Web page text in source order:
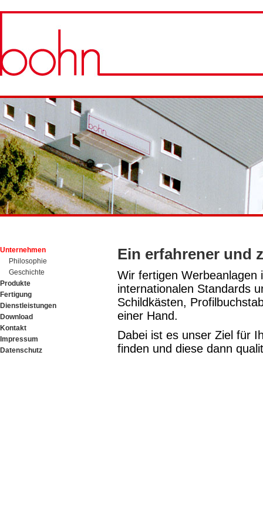
Unternehmen
Philosophie
Geschichte
Produkte
Fertigung
Dienstleistungen
Download
Kontakt
Impressum
Datenschutz
Ein erfahrener und
Wir fertigen Werbeanlagen
internationalen Standards
Schildkästen,
einer Hand.
Dabei ist es unser Ziel für
finden und diese dann